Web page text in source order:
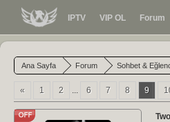
IPTV VIP OL Forum
Ana Sayfa Forum Sohbet &
« 1 2 ... 6 7 8 9